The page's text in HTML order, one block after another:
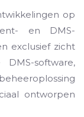
op
en DMS-
exclusief zicht
software,
ontworpen